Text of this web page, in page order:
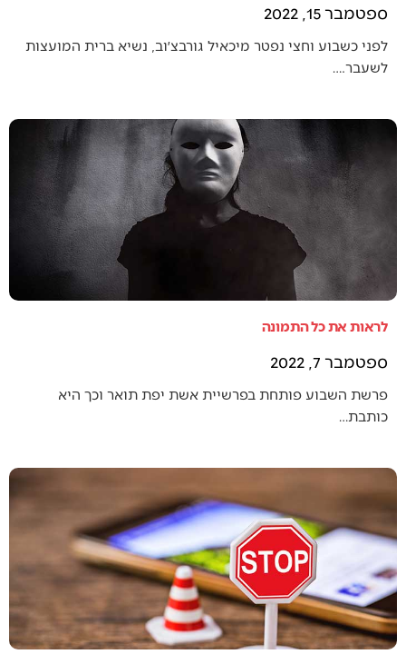
ספטמבר 15, 2022
לפני כשבוע וחצי נפטר מיכאיל גורבצ׳וב, נשיא ברית המועצות
לשעבר.…
לראות את כל התמונה
ספטמבר 7, 2022
פרשת השבוע פותחת בפרשיית אשת יפת תואר וכך היא
כותבת…